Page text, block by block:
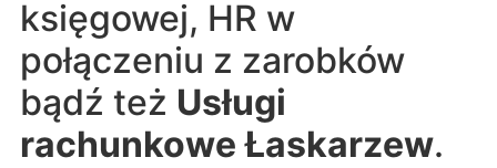
księgowej, HR w
połączeniu z zarobków
bądź też Usługi
rachunkowe Łaskarzew.